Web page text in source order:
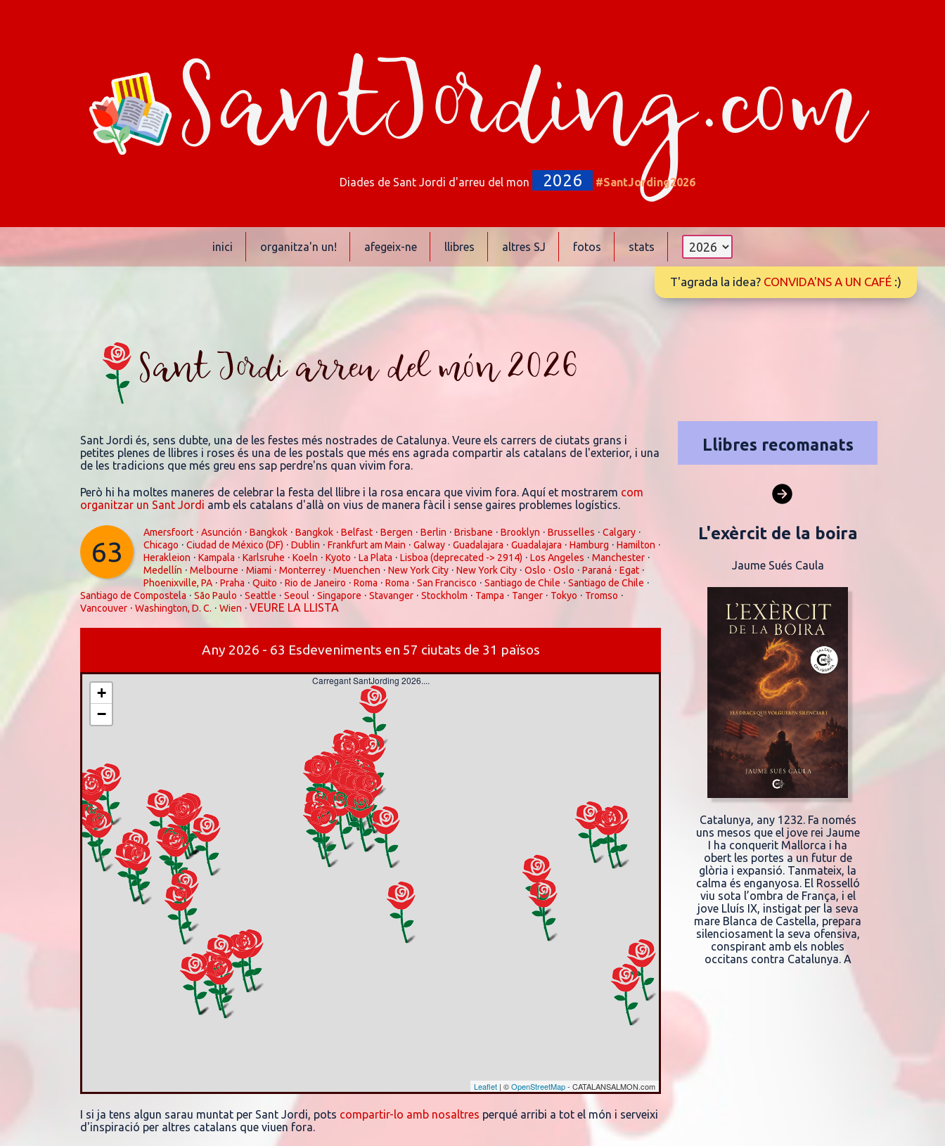
SantJording.com
Diades de Sant Jordi d'arreu del mon 2026 #SantJording2026
inici organitza'n un! afegeix-ne llibres altres SJ fotos stats
T'agrada la idea? CONVIDA'NS A UN CAFÉ :)
Sant Jordi arreu del món 2026
Sant Jordi és, sens dubte, una de les festes més nostrades de Catalunya. Veure els carrers de ciutats grans i
petites plenes de llibres i roses és una de les postals que més ens agrada compartir als catalans de l'exterior, i una
de les tradicions que més greu ens sap perdre'ns quan vivim fora.
Però hi ha moltes maneres de celebrar la festa del llibre i la rosa encara que vivim fora. Aquí et mostrarem com
organitzar un Sant Jordi amb els catalans d'allà on vius de manera fàcil i sense gaires problemes logístics.
63
Amersfoort · Asunción · Bangkok · Bangkok · Belfast · Bergen · Berlin · Brisbane · Brooklyn · Brusselles · Calgary ·
Chicago · Ciudad de México (DF) · Dublin · Frankfurt am Main · Galway · Guadalajara · Guadalajara · Hamburg · Hamilton ·
Herakleion · Kampala · Karlsruhe · Koeln · Kyoto · La Plata · Lisboa (deprecated -> 2914) · Los Angeles · Manchester ·
Medellín · Melbourne · Miami · Monterrey · Muenchen · New York City · New York City · Oslo · Oslo · Paraná · Egat ·
Phoenixville, PA · Praha · Quito · Rio de Janeiro · Roma · Roma · San Francisco · Santiago de Chile · Santiago de Chile ·
Santiago de Compostela · São Paulo · Seattle · Seoul · Singapore · Stavanger · Stockholm · Tampa · Tanger · Tokyo · Tromso ·
Vancouver · Washington, D. C. · Wien · VEURE LA LLISTA
Any 2026 - 63 Esdeveniments en 57 ciutats de 31 països
Carregant SantJording 2026....
+
−
Leaflet | ©OpenStreetMap- CATALANSALMON.com
I si ja tens algun sarau muntat per Sant Jordi, pots compartir-lo amb nosaltres perqué arribi a tot el món i serveixi
d'inspiració per altres catalans que viuen fora.
Llibres recomanats